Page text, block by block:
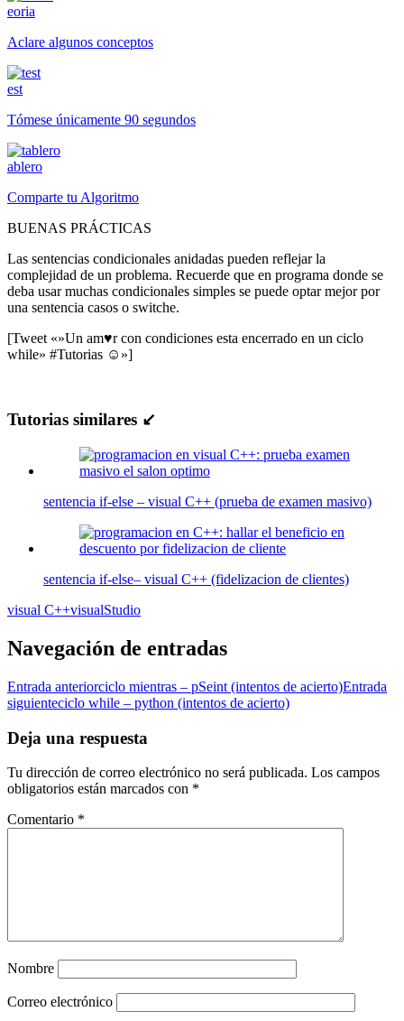
eoria
Aclare algunos conceptos
est
Tómese únicamente 90 segundos
ablero
Comparte tu Algoritmo
BUENAS PRÁCTICAS
Las sentencias condicionales anidadas pueden reflejar la
complejidad de un problema. Recuerde que en programa donde se
deba usar muchas condicionales simples se puede optar mejor por
una sentencia casos o switche.
[Tweet «»Un am♥r con condiciones esta encerrado en un ciclo
while» #Tutorias ☺»]
Tutorias similares ↙
sentencia if-else – visual C++ (prueba de examen masivo)
sentencia if-else– visual C++ (fidelizacion de clientes)
visual C++visualStudio
Navegación de entradas
Entrada anteriorciclo mientras – pSeint (intentos de acierto)Entrada
siguienteciclo while – python (intentos de acierto)
Deja una respuesta
Tu dirección de correo electrónico no será publicada. Los campos
obligatorios están marcados con *
Comentario *
Nombre
Correo electrónico